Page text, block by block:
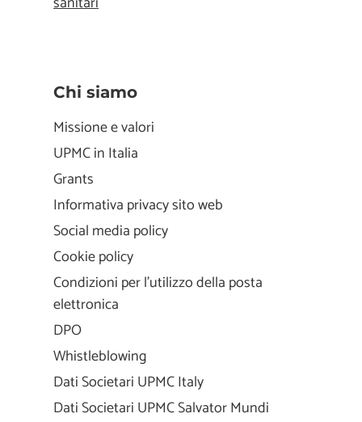
Chi siamo
Missione e valori
UPMC in Italia
Grants
Informativa privacy sito web
Social media policy
Cookie policy
Condizioni per l'utilizzo della posta
elettronica
DPO
Whistleblowing
Dati Societari UPMC Italy
Dati Societari UPMC Salvator Mundi